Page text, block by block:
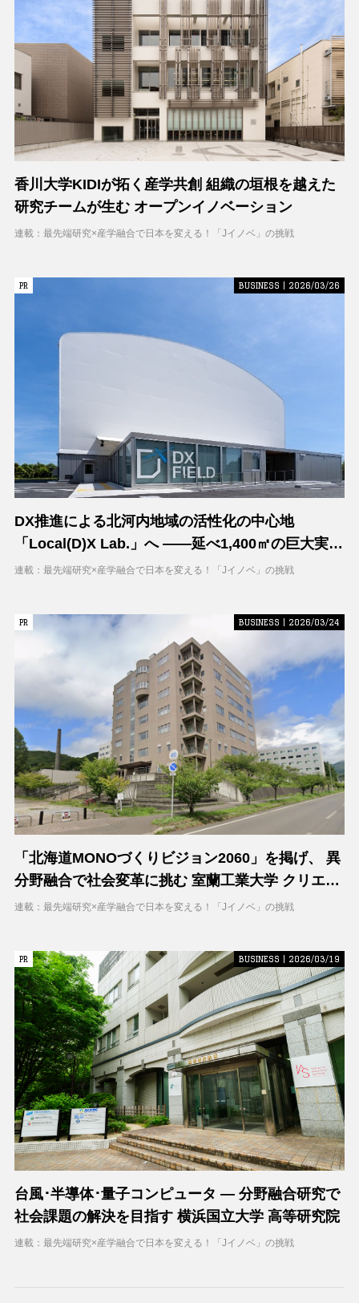
香川大学KIDIが拓く産学共創 組織の垣根を越えた
研究チームが生む オープンイノベーション
連載：最先端研究×産学融合で日本を変える！「Jイノベ」の挑戦
PR
PR BUSINESS | 2026/03/26
DX推進による北河内地域の活性化の中心地
「Local(D)X Lab.」へ ――延べ1,400㎡の巨大実証
空間で地域DXに挑む 大阪工業大学 DXフィールド
連載：最先端研究×産学融合で日本を変える！「Jイノベ」の挑戦
PR
PR BUSINESS | 2026/03/24
「北海道MONOづくりビジョン2060」を掲げ、 異
分野融合で社会変革に挑む 室蘭工業大学 クリエイ
ティブコラボレーションセンター（CCC）
連載：最先端研究×産学融合で日本を変える！「Jイノベ」の挑戦
PR
PR BUSINESS | 2026/03/19
台風･半導体･量子コンピュータ ― 分野融合研究で
社会課題の解決を目指す 横浜国立大学 高等研究院
連載：最先端研究×産学融合で日本を変える！「Jイノベ」の挑戦